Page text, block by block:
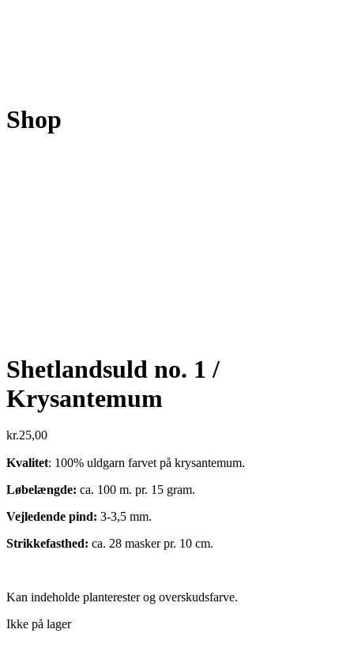
Shop
Shetlandsuld no. 1 /
Krysantemum
kr.25,00
Kvalitet: 100% uldgarn farvet på krysantemum.
Løbelængde: ca. 100 m. pr. 15 gram.
Vejledende pind: 3-3,5 mm.
Strikkefasthed: ca. 28 masker pr. 10 cm.
Kan indeholde planterester og overskudsfarve.
Ikke på lager